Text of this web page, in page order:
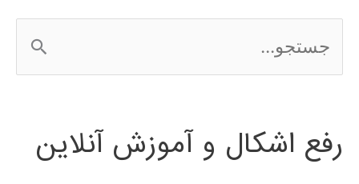
س
ج
رفع اشکال و آموزش آنلاین